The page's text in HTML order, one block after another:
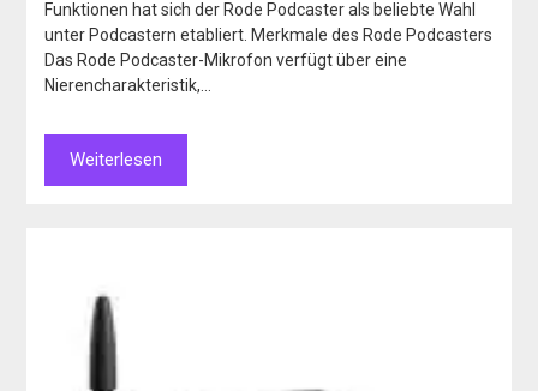
Funktionen hat sich der Rode Podcaster als beliebte Wahl
unter Podcastern etabliert. Merkmale des Rode Podcasters
Das Rode Podcaster-Mikrofon verfügt über eine
Nierencharakteristik,…
Weiterlesen